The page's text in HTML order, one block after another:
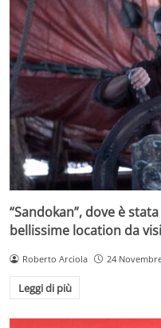
“Sandokan”, dove è
bellissime location da
Roberto Arciola 24
Leggi di più